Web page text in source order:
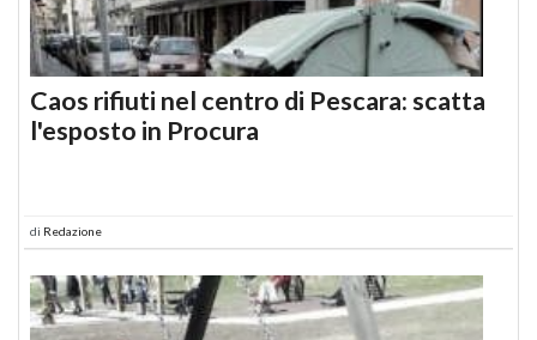
Caos rifiuti nel centro di Pescara: scatta
l'esposto in Procura
di Redazione